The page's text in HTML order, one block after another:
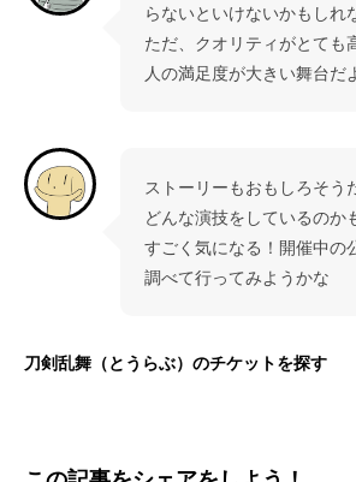
らないといけないかもしれ
ただ、クオリティがとても
人の満足度が大きい舞台だ
ストーリーもおもしろそう
どんな演技をしているのか
すごく気になる！開催中の
調べて行ってみようかな
刀剣乱舞（とうらぶ）のチケットを探す